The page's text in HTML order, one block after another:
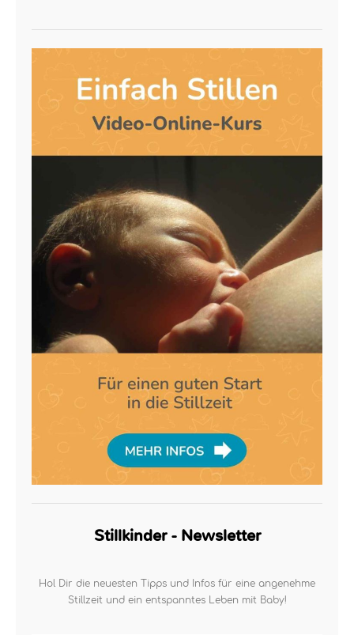
Stillkinder - Newsletter
Hol Dir die neuesten Tipps und Infos für eine angenehme
Stillzeit und ein entspanntes Leben mit Baby!